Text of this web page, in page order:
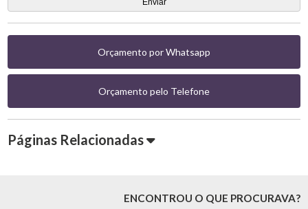
Orçamento por Whatsapp
Orçamento pelo Telefone
Páginas Relacionadas
ENCONTROU O QUE PROCURAVA?